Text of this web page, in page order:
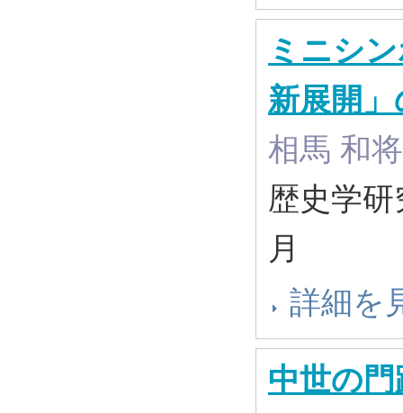
ミニシ
新展開
相馬 和将
歴史学
月
詳細を
中世の